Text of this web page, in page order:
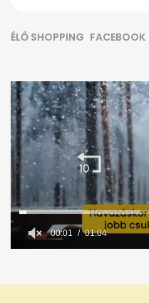
ÉLŐ SHOPPING FACEBOOK
1